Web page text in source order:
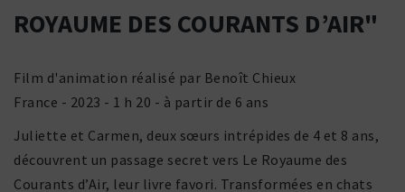
ROYAUME DES COURANTS D’AIR"
Film d'animation réalisé par Benoît Chieux
France - 2023 - 1 h 20 - à partir de 6 ans
Juliette et Carmen, deux sœurs intré­pides de 4 et 8 ans,
découvrent un passage secret vers Le Royaume des
Courants d’Air, leur livre favori. Transformées en chats